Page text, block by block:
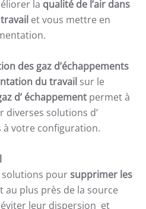
la qualité de l’air dans
travail et vous mettre en
des gaz d’échappements
du travail sur le
d’ échappement permet à
solutions d’
à votre configuration.
poursupprimer les
au plus près de la source
éviter leur dispersion et